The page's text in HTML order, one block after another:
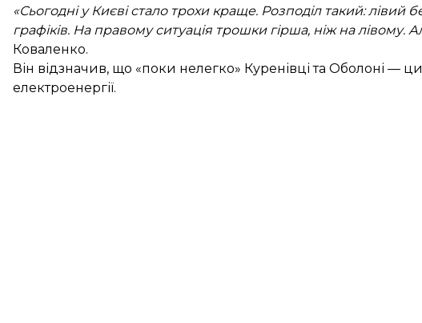
«Сьогодні у Києві стало трохи краще. Розподіл такий:
графіків. На правому ситуація трошки гірша, ніж на лівому.
Коваленко.
Він відзначив, що «поки нелегко» Куренівці та Оболоні —
електроенергії.